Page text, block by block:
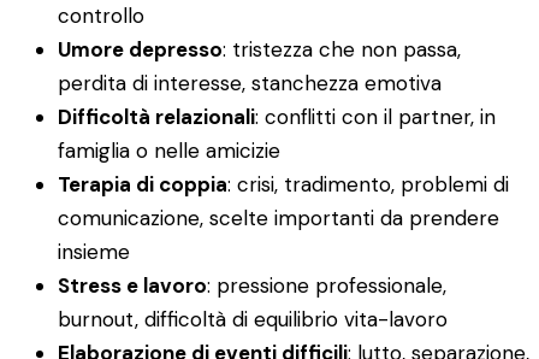
controllo
Umore depresso: tristezza che non passa,
perdita di interesse, stanchezza emotiva
Difficoltà relazionali: conflitti con il partner, in
famiglia o nelle amicizie
Terapia di coppia: crisi, tradimento, problemi di
comunicazione, scelte importanti da prendere
insieme
Stress e lavoro: pressione professionale,
burnout, difficoltà di equilibrio vita-lavoro
Elaborazione di eventi difficili: lutto, separazione,